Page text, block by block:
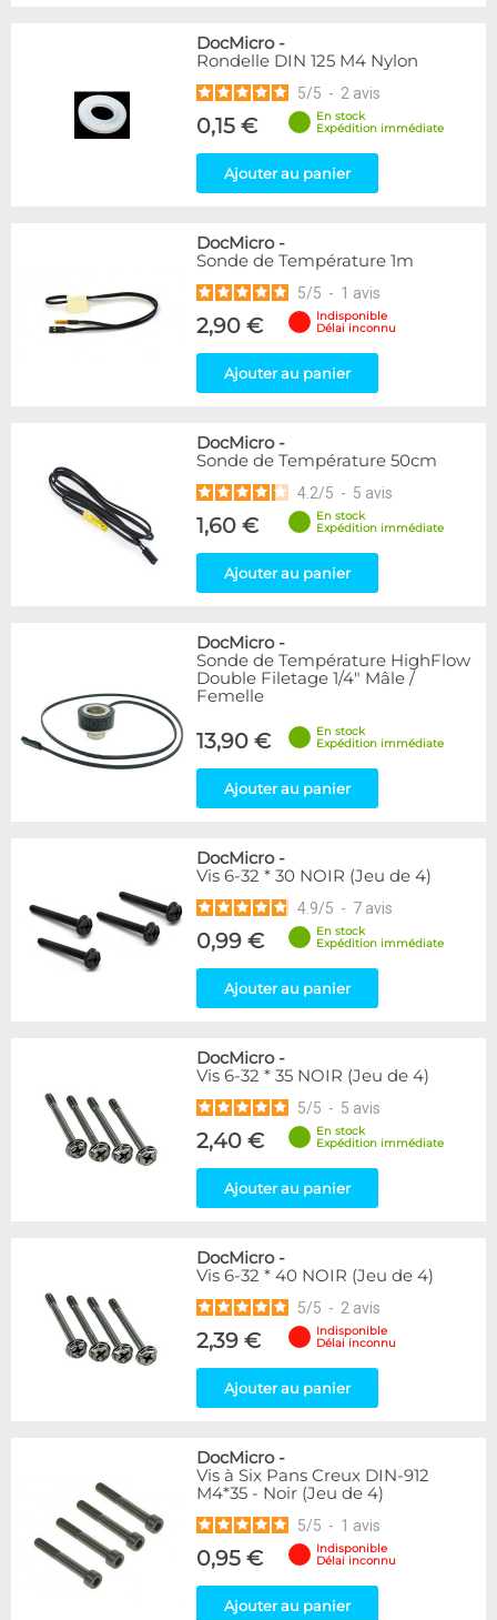
DocMicro-
Rondelle DIN 125 M4 Nylon
5/5 - 2 avis
0,15 €
En stock
Expédition immédiate
Ajouter au panier
DocMicro-
Sonde de Température 1m
5/5 - 1 avis
2,90 €
Indisponible
Délai inconnu
Ajouter au panier
DocMicro-
Sonde de Température 50cm
4.2/5 - 5 avis
1,60 €
En stock
Expédition immédiate
Ajouter au panier
DocMicro-
Sonde de Température HighFlow
Double Filetage 1/4" Mâle /
Femelle
13,90 €
En stock
Expédition immédiate
Ajouter au panier
DocMicro-
Vis 6-32 * 30 NOIR (Jeu de 4)
4.9/5 - 7 avis
0,99 €
En stock
Expédition immédiate
Ajouter au panier
DocMicro-
Vis 6-32 * 35 NOIR (Jeu de 4)
5/5 - 5 avis
2,40 €
En stock
Expédition immédiate
Ajouter au panier
DocMicro-
Vis 6-32 * 40 NOIR (Jeu de 4)
5/5 - 2 avis
2,39 €
Indisponible
Délai inconnu
Ajouter au panier
DocMicro-
Vis à Six Pans Creux DIN-912
M4*35 - Noir (Jeu de 4)
5/5 - 1 avis
0,95 €
Indisponible
Délai inconnu
Ajouter au panier